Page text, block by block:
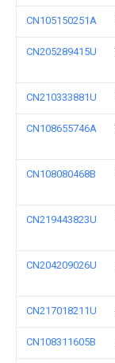
CN105150251A
CN205289415U
CN210333881U
CN108655746A
CN108080468B
CN219443823U
CN204209026U
CN217018211U
CN108311605B